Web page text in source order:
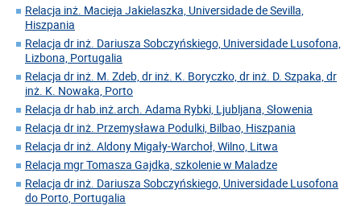
Relacja inż. Macieja Jakielaszka, Universidade de Sevilla,
Hiszpania
Relacja dr inż. Dariusza Sobczyńskiego, Universidade Lusofona,
Lizbona, Portugalia
Relacja dr inż. M. Zdeb, dr inż. K. Boryczko, dr inż. D. Szpaka, dr
inż. K. Nowaka, Porto
Relacja dr hab.inż.arch. Adama Rybki, Ljubljana, Słowenia
Relacja dr inż. Przemysława Podulki, Bilbao, Hiszpania
Relacja dr inż. Aldony Migały-Warchoł, Wilno, Litwa
Relacja mgr Tomasza Gajdka, szkolenie w Maladze
Relacja dr inż. Dariusza Sobczyńskiego, Universidade Lusofona
do Porto, Portugalia